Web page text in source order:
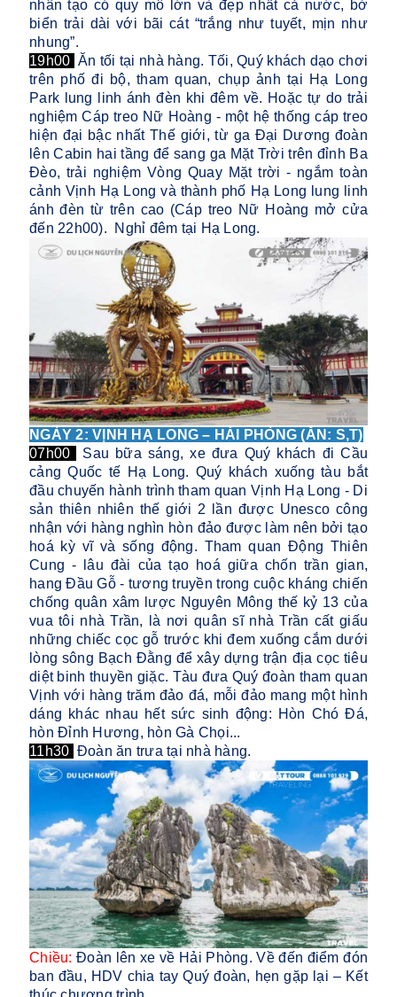
nhân tạo có quy mô lớn và đẹp nhất cả nước, bờ
biển trải dài với bãi cát “trắng như tuyết, mịn như
nhung”.
19h00 Ăn tối tại nhà hàng. Tối, Quý khách dạo chơi
trên phố đi bộ, tham quan, chụp ảnh tại Hạ Long
Park lung linh ánh đèn khi đêm về. Hoặc tự do trải
nghiệm Cáp treo Nữ Hoàng - một hệ thống cáp treo
hiện đại bậc nhất Thế giới, từ ga Đại Dương đoàn
lên Cabin hai tầng để sang ga Mặt Trời trên đỉnh Ba
Đèo, trải nghiệm Vòng Quay Mặt trời - ngắm toàn
cảnh Vịnh Hạ Long và thành phố Hạ Long lung linh
ánh đèn từ trên cao (Cáp treo Nữ Hoàng mở cửa
đến 22h00). Nghỉ đêm tại Hạ Long.
NGÀY 2: VỊNH HẠ LONG – HẢI PHÒNG (ĂN: S,T)
07h00
Sau bữa sáng, xe đưa Quý khách đi Cầu
cảng Quốc tế Hạ Long. Quý khách xuống tàu bắt
đầu chuyến hành trình tham quan Vịnh Hạ Long - Di
sản thiên nhiên thế giới 2 lần được Unesco công
nhận với hàng nghìn hòn đảo được làm nên bởi tạo
hoá kỳ vĩ và sống động. Tham quan Động Thiên
Cung - lâu đài của tạo hoá giữa chốn trần gian,
hang Đầu Gỗ - tương truyền trong cuộc kháng chiến
chống quân xâm lược Nguyên Mông thế kỷ 13 của
vua tôi nhà Trần, là nơi quân sĩ nhà Trần cất giấu
những chiếc cọc gỗ trước khi đem xuống cắm dưới
lòng sông Bạch Đằng để xây dựng trận địa cọc tiêu
diệt binh thuyền giặc. Tàu đưa Quý đoàn tham quan
Vịnh với hàng trăm đảo đá, mỗi đảo mang một hình
dáng khác nhau hết sức sinh động: Hòn Chó Đá,
hòn Đỉnh Hương, hòn Gà Chọi...
11h30 Đoàn ăn trưa tại nhà hàng.
Chiều:Đoàn lên xe về Hải Phòng. Về đến điểm đón
ban đầu, HDV chia tay Quý đoàn, hẹn gặp lại – Kết